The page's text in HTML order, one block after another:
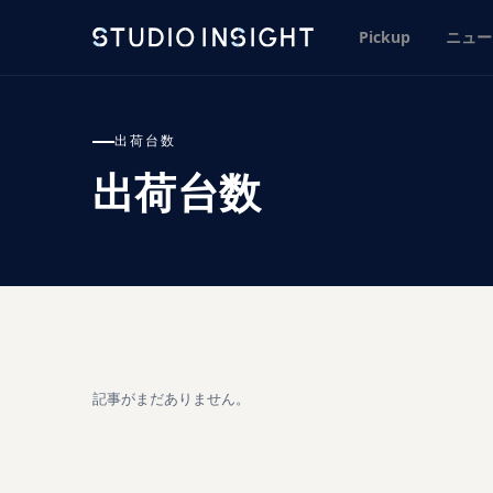
Pickup ニュ
出荷台数
出荷台数
記事がまだありません。